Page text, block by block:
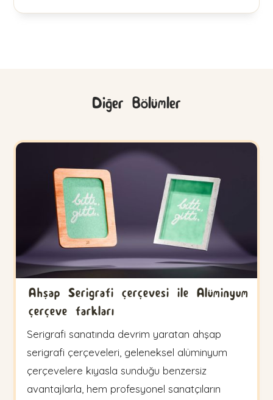
Diğer Bölümler
Ahşap Serigrafi çerçevesi ile Alüminyum
çerçeve farkları
Serigrafi sanatında devrim yaratan ahşap
serigrafi çerçeveleri, geleneksel alüminyum
çerçevelere kıyasla sunduğu benzersiz
avantajlarla, hem profesyonel sanatçıların